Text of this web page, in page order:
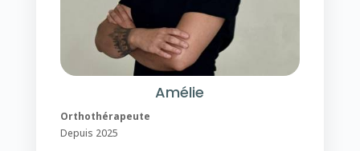
Amélie
Orthothérapeute
Depuis 2025